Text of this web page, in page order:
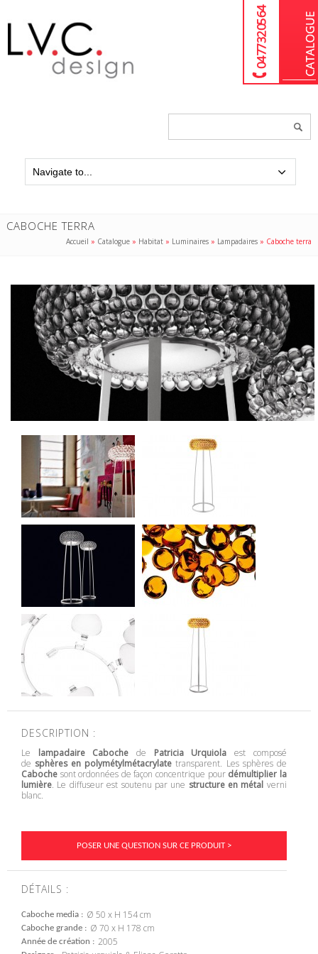
04 77 32 05 64
CABOCHE TERRA
Accueil » Catalogue » Habitat » Luminaires » Lampadaires » Caboche terra
DESCRIPTION :
Le lampadaire Caboche de Patricia Urquiola est composé
de sphères en polymétylmétacrylate transparent. Les sphères de
Caboche sont ordonnées de façon concentrique pour démultiplier la
lumière. Le diffuseur est soutenu par une structure en métal verni
blanc.
POSER UNE QUESTION SUR CE PRODUIT >
DÉTAILS :
Caboche media Ø 50 x H 154 cm
Caboche grande Ø 70 x H 178 cm
Année de création 2005